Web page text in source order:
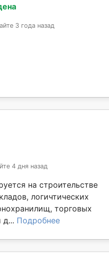
3 года назад
4 дня назад
на строительстве
логичтических
торговых
д... Подробнее